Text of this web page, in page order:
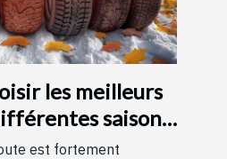
les meilleurs
saisons
est fortement